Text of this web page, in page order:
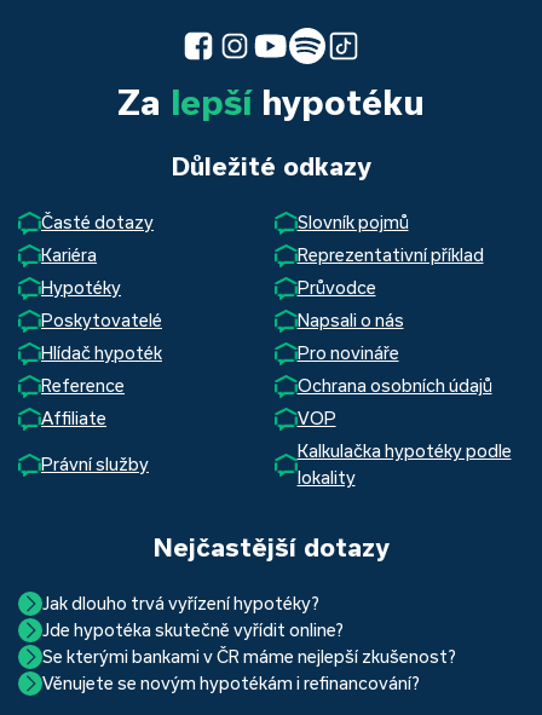
Za lepšíhypotéku
Důležité odkazy
Časté dotazy
Slovník pojmů
Kariéra
Reprezentativní příklad
Hypotéky
Průvodce
Poskytovatelé
Napsali o nás
Hlídač hypoték
Pro novináře
Reference
Ochrana osobních údajů
Affiliate
VOP
Právní služby
Kalkulačka hypotéky podle
lokality
Nejčastější dotazy
Jak dlouho trvá vyřízení hypotéky?
Hypotéka se dá zvládnout za měsíc i za tři. Nejčastěji její
uzavření trvá okolo 2 měsíců. Důvodem je především
schvalovací proces na straně bank. Existuje však řada cest,
Jde hypotéka skutečně vyřídit online?
Ano, skutečně jde. Díky moderním technologiím, které
používáme, již do banky při vyřizování hypotéky skutečně
Se kterými bankami v ČR máme nejlepší zkušenost?
Nejvíce proklientská je určitě Hypoteční banka. Svou
Věnujete se novým hypotékám i refinancování?